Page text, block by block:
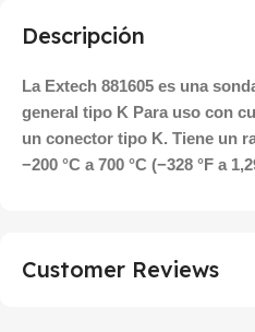
Descripción
La Extech 881605 es una
general tipo K Para uso con
un conector tipo K. Tiene un
−200 °C a 700 °C (−328 °F a
Customer Reviews